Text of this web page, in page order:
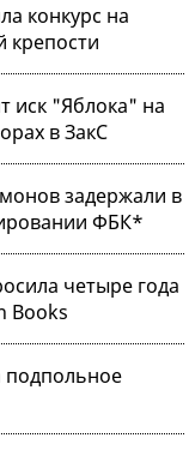
конкурс на
крепости
иск "Яблока" на
в ЗакС
задержали в
ФБК*
четыре года
Books